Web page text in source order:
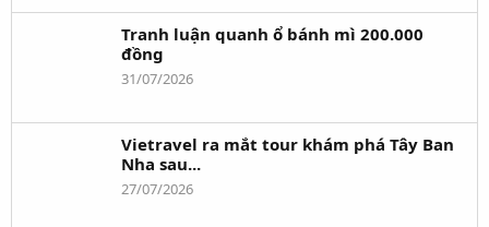
Tranh luận quanh ổ bánh mì 200.000
đồng
31/07/2026
Vietravel ra mắt tour khám phá Tây Ban
Nha sau...
27/07/2026